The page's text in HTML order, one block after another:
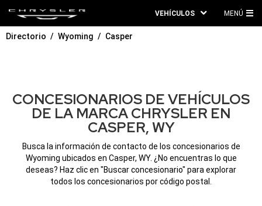
VEHÍCULOS MENÚ
Directorio Wyoming Casper
CONCESIONARIOS DE VEHÍCULOS
DE LA MARCA CHRYSLER EN
CASPER, WY
Busca la información de contacto de los concesionarios de
Wyoming ubicados en Casper, WY. ¿No encuentras lo que
deseas? Haz clic en "Buscar concesionario" para explorar
todos los concesionarios por código postal.